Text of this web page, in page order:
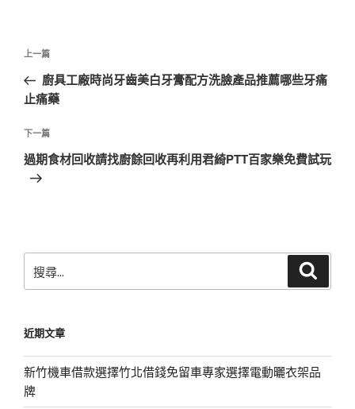
文
導
覽
上
一
篇
章
上一篇
廚具工廠時尚牙齒美白牙膏配方洗臉產品推薦哪些牙痛
止痛藥
下
一
篇
下一篇
過期食材回收請找廚餘回收再利用君綺PTT百家樂免費試玩
尋
字:
近期文章
新竹機車借款選擇竹北借錢免留車專家選擇電動曬衣架品
牌